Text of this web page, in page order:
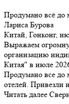
Продумано всё до
Лариса Бурова
Китай, Гонконг,
Выражаем
организацию
Китая" в июле
Продумано все до
отелей. Привезли
Читать далее